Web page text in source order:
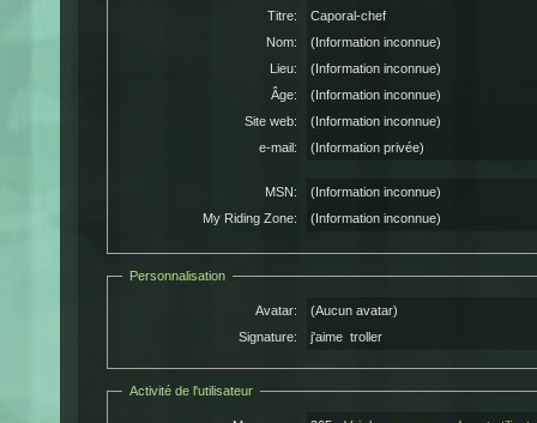
Titre:
Caporal-chef
Nom:
(Information inconnue)
Lieu:
(Information inconnue)
Âge:
(Information inconnue)
Site web:
(Information inconnue)
e-mail:
(Information privée)
MSN:
(Information inconnue)
My Riding Zone:
(Information inconnue)
Personnalisation
Avatar:
(Aucun avatar)
Signature:
j'aime troller
Activité de l'utilisateur